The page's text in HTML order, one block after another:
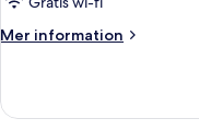
-
eget
Mer information
Mer
dubbelrum